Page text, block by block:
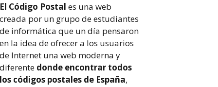
El Código Postal es una web
creada por un grupo de estudiantes
de informática que un día pensaron
en la idea de ofrecer a los usuarios
de Internet una web moderna y
diferente donde encontrar todos
los códigos postales de España,